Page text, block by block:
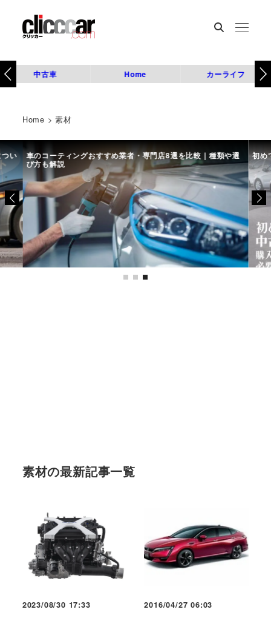
中古車 Home カーライフ
Home >素材
い 車のコーティングおすすめ業者・専門店8選を比較｜種類や選
び方も解説
初め
素材の最新記事一覧
2023/08/30 17:33 2016/04/27 06:03